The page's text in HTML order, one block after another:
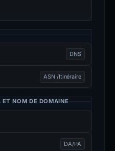
DNS
ASN /Itinéraire
ET NOM DE DOMAINE
DA/PA